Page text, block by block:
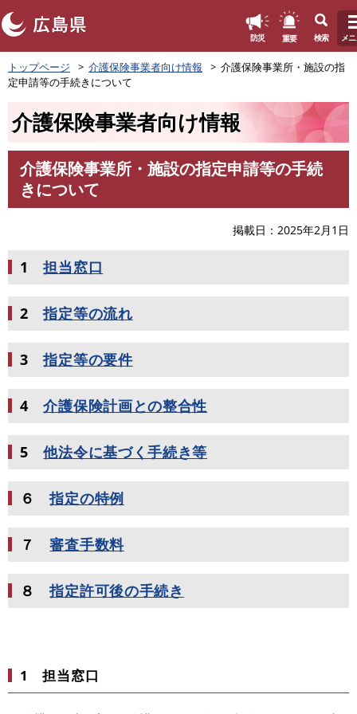
ペ
ー
ジ
防災 重要 検索 メ
トップページ 介護保険事業者向け情報
介護保険事業所・施設の指
定申請等の手続きについて
介護保険事業者向け情報
介護保険事業所・施設の指定申請等の手続
きについて
掲載日 2025年2月1日
1担当窓口
2指定等の流れ
3指定等の要件
4介護保険計画との整合性
5他法令に基づく手続き等
６指定の特例
７審査手数料
８指定許可後の手続き
1担当窓口